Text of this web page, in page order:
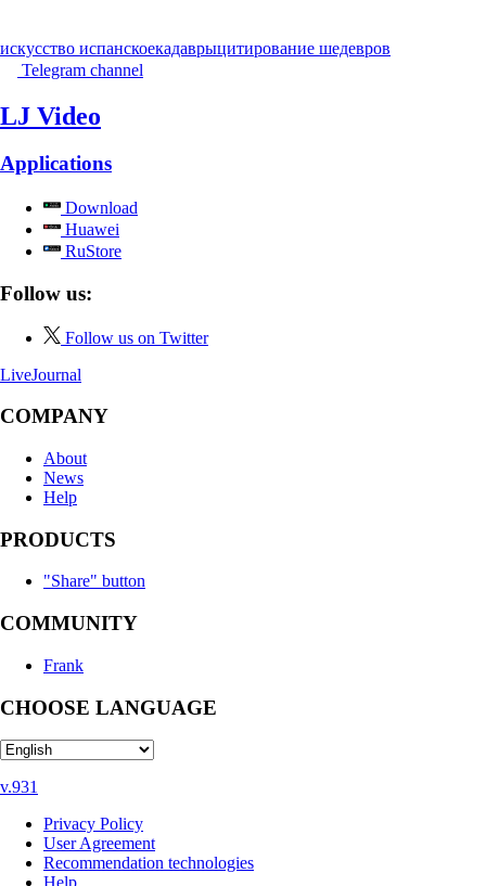
искусство испанскоекадаврыцитирование шедевров
Telegram channel
LJ Video
Applications
Download
Huawei
RuStore
Follow us:
Follow us on Twitter
LiveJournal
COMPANY
About
News
Help
PRODUCTS
"Share" button
COMMUNITY
Frank
CHOOSE LANGUAGE
v.931
Privacy Policy
User Agreement
Recommendation technologies